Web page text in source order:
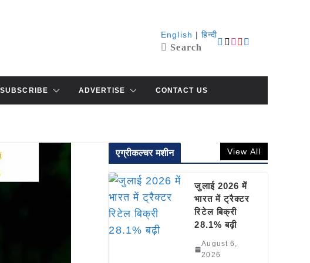
English | हिन्दी
Search
SUBSCRIBE ADVERTISE CONTACT US
एग्रीकल्चर मशीन View All
जुलाई 2026 में
भारत में ट्रैक्टर
रिटेल बिक्री
28.1% बढ़ी
August 6,
2026